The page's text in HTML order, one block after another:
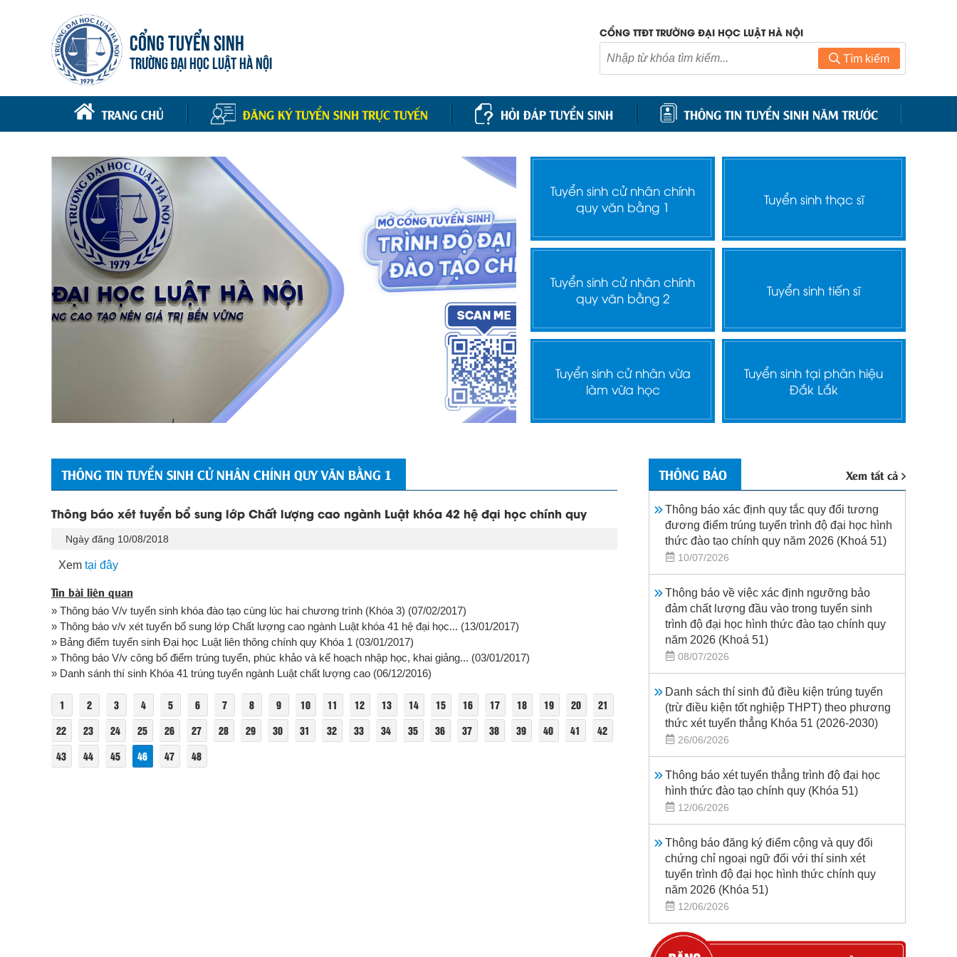
CỔNG TUYỂN SINH
TRƯỜNG ĐẠI HỌC LUẬT HÀ NỘI
CỔNG TTĐT TRƯỜNG ĐẠI HỌC LUẬT HÀ NỘI
Tìm kiếm
TRANG CHỦ ĐĂNG KÝ TUYỂN SINH TRỰC TUYẾN HỎI ĐÁP TUYỂN SINH THÔNG TIN TUYỂN SINH NĂM TRƯỚC
Tuyển sinh cử nhân chính
quy văn bằng 1
Tuyển sinh thạc sĩ
Tuyển sinh cử nhân chính
quy văn bằng 2
Tuyển sinh tiến sĩ
Tuyển sinh cử nhân vừa
làm vừa học
Tuyển sinh tại phân hiệu
Đắk Lắk
THÔNG TIN TUYỂN SINH CỬ NHÂN CHÍNH QUY VĂN BẰNG 1
Thông báo xét tuyển bổ sung lớp Chất lượng cao ngành Luật khóa 42 hệ đại học chính quy
Ngày đăng 10/08/2018
Xem tại đây
Tin bài liên quan
» Thông báo V/v tuyển sinh khóa đào tạo cùng lúc hai chương trình (Khóa 3) (07/02/2017)
» Thông báo v/v xét tuyển bổ sung lớp Chất lượng cao ngành Luật khóa 41 hệ đại học... (13/01/2017)
» Bảng điểm tuyển sinh Đại học Luật liên thông chính quy Khóa 1 (03/01/2017)
» Thông báo V/v công bố điểm trúng tuyển, phúc khảo và kế hoạch nhập học, khai giảng... (03/01/2017)
» Danh sánh thí sinh Khóa 41 trúng tuyển ngành Luật chất lượng cao (06/12/2016)
1 2 3 4 5 6 7 8 9 10 11 12 13 14 15 16 17 18 19 20
21
22
23 24 25 26 27 28 29 30 31 32 33 34 35 36 37 38 39 40 41
42
43
44 45 46 47 48
THÔNG BÁO Xem tất cả
Thông báo xác định quy tắc quy đổi tương
đương điểm trúng tuyển trình độ đại học hình
thức đào tạo chính quy năm 2026 (Khoá 51)
10/07/2026
Thông báo về việc xác định ngưỡng bảo
đảm chất lượng đầu vào trong tuyển sinh
trình độ đại học hình thức đào tạo chính quy
năm 2026 (Khoá 51)
08/07/2026
Danh sách thí sinh đủ điều kiện trúng tuyển
(trừ điều kiện tốt nghiệp THPT) theo phương
thức xét tuyển thẳng Khóa 51 (2026-2030)
26/06/2026
Thông báo xét tuyển thẳng trình độ đại học
hình thức đào tạo chính quy (Khóa 51)
12/06/2026
Thông báo đăng ký điểm cộng và quy đổi
chứng chỉ ngoại ngữ đối với thí sinh xét
tuyển trình độ đại học hình thức chính quy
năm 2026 (Khóa 51)
12/06/2026